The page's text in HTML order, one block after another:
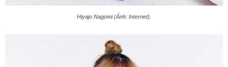
Hiyajo Nagomi (Ảnh: Internet).